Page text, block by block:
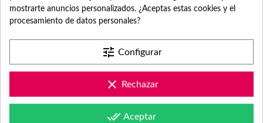
Detalles
personalizados
para Comunión,
Bautizo, Boda y
mostrarte anuncios personalizados. ¿Aceptas estas cookies y el
procesamiento de datos personales?
tune Configurar
clear Rechazar
done_all Aceptar